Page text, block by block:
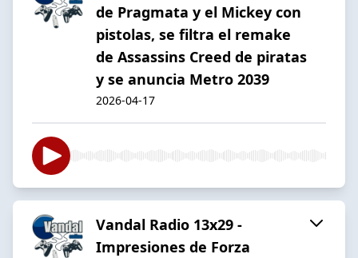
de Pragmata y el Mickey con
pistolas, se filtra el remake
de Assassins Creed de piratas
y se anuncia Metro 2039
2026-04-17
Vandal Radio 13x29 -
Impresiones de Forza